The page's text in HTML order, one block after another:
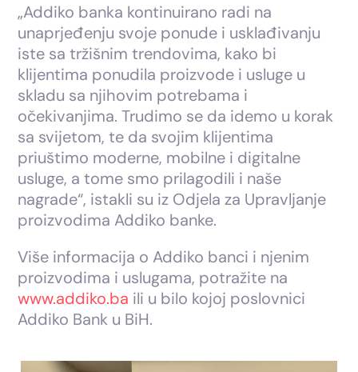
„Addiko banka kontinuirano radi na
unaprjeđenju svoje ponude i usklađivanju
iste sa tržišnim trendovima, kako bi
klijentima ponudila proizvode i usluge u
skladu sa njihovim potrebama i
očekivanjima. Trudimo se da idemo u korak
sa svijetom, te da svojim klijentima
priuštimo moderne, mobilne i digitalne
usluge, a tome smo prilagodili i naše
nagrade“, istakli su iz Odjela za Upravljanje
proizvodima Addiko banke.
Više informacija o Addiko banci i njenim
proizvodima i uslugama, potražite na
www.addiko.ba ili u bilo kojoj poslovnici
Addiko Bank u BiH.